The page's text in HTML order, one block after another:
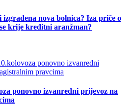
nova bolnica? Iza priče o
krije kreditni aranžman?
ponovno izvanredni prijevoz na